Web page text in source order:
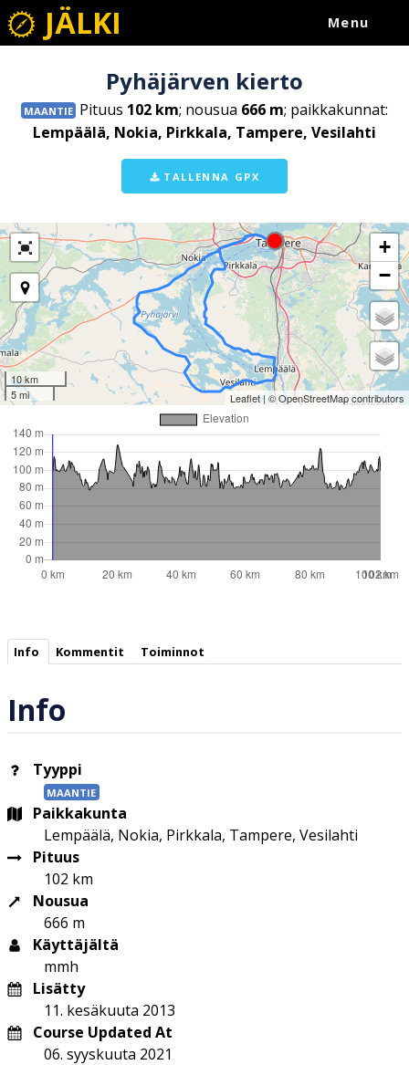
JÄLKI Menu
Pyhäjärven kierto
MAANTIE Pituus 102 km; nousua 666 m; paikkakunnat:
Lempäälä, Nokia, Pirkkala, Tampere, Vesilahti
TALLENNA GPX
+
−
10 km
5 mi
Leaflet| ©OpenStreetMapcontributors
Info Kommentit Toiminnot
Info
Tyyppi
MAANTIE
Paikkakunta
Lempäälä, Nokia, Pirkkala, Tampere, Vesilahti
Pituus
102 km
Nousua
666 m
Käyttäjältä
mmh
Lisätty
11. kesäkuuta 2013
Course Updated At
06. syyskuuta 2021